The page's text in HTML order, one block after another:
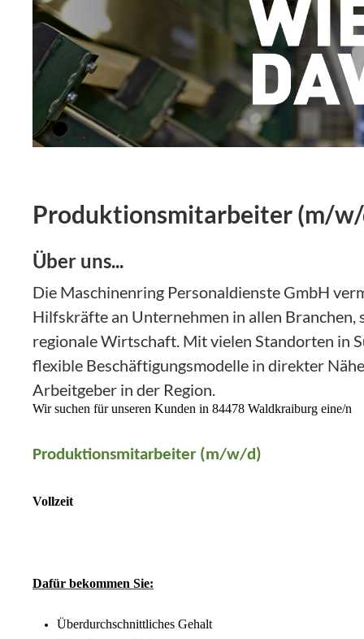
Produktionsmitarbeiter (m/
Über uns...
Die Maschinenring Personaldienste GmbH
Hilfskräfte an Unternehmen in allen
regionale Wirtschaft. Mit vielen Standorten in
flexible Beschäftigungsmodelle in direkter
Arbeitgeber in der Region.
Wir suchen für unseren Kunden in 84478 Waldkraiburg eine/n
Produktionsmitarbeiter (m/w/d)
Vollzeit
Dafür bekommen Sie:
Überdurchschnittliches Gehalt